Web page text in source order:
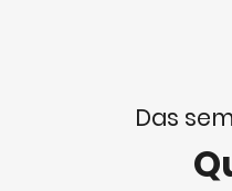
Das